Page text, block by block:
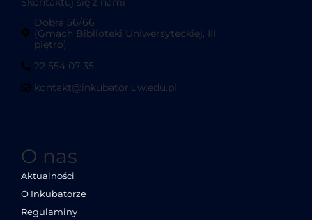
Dobra 56/66
(Gmach Biblioteki Uniwersyteckiej, III
piętro)
22 554 07 35
kontakt@inkubator.uw.edu.pl
O nas
Aktualności
O Inkubatorze
Regulaminy